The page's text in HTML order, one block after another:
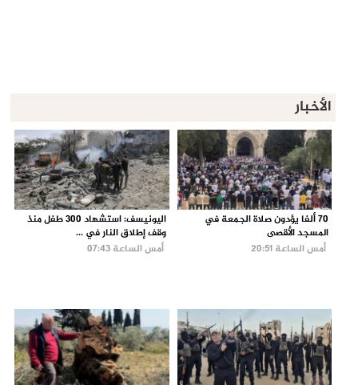
الأخبار
70 ألفا يؤدون صلاة الجمعة في
المسجد الأقصى
أمس الساعة 20:51
اليونيسف: استشهاد 300 طفل منذ
وقف إطلاق النار في ...
أمس الساعة 07:43